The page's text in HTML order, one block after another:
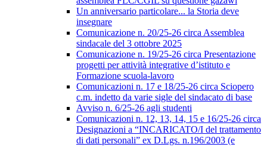
Un anniversario particolare... la Storia deve
insegnare
Comunicazione n. 20/25-26 circa Assemblea
sindacale del 3 ottobre 2025
Comunicazione n. 19/25-26 circa Presentazione
progetti per attività integrative d’istituto e
Formazione scuola-lavoro
Comunicazioni n. 17 e 18/25-26 circa Sciopero
c.m. indetto da varie sigle del sindacato di base
Avviso n. 6/25-26 agli studenti
Comunicazioni n. 12, 13, 14, 15 e 16/25-26 circa
Designazioni a “INCARICATO/I del trattamento
di dati personali” ex D.Lgs. n.196/2003 (e